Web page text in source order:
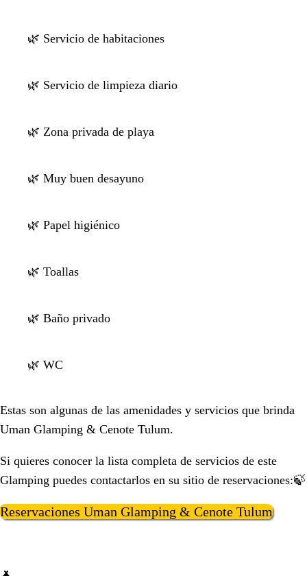
🌿 Servicio de habitaciones
🌿 Servicio de limpieza diario
🌿 Zona privada de playa
🌿 Muy buen desayuno
🌿 Papel higiénico
🌿 Toallas
🌿 Baño privado
🌿 WC
Estas son algunas de las amenidades y servicios que brinda
Uman Glamping & Cenote Tulum.
Si quieres conocer la lista completa de servicios de este
Glamping puedes contactarlos en su sitio de reservaciones:🍃
Reservaciones Uman Glamping & Cenote Tulum